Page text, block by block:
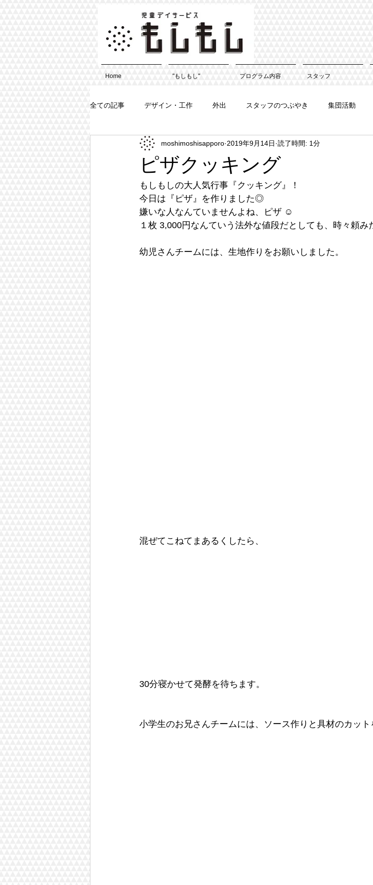
Home "もしもし" プログラム内容 スタッフ
全ての記事 デザイン・工作 外出 スタッフのつぶやき 集団活動
ピザクッキング
moshimoshisapporo 2019年9月14日 読了時間: 1分
もしもしの大人気行事『クッキング』！
今日は『ピザ』を作りました◎
嫌いな人なんていませんよね、ピザ ☺︎
１枚 3,000円なんていう法外な値段だとしても、時々頼
幼児さんチームには、生地作りをお願いしました。
混ぜてこねてまあるくしたら、
30分寝かせて発酵を待ちます。
小学生のお兄さんチームには、ソース作りと具材のカット